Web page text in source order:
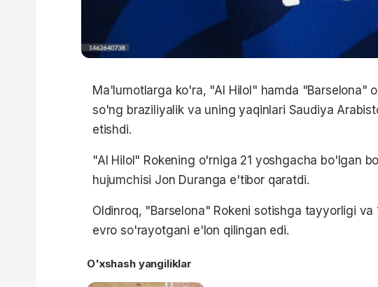
Ma'lumotlarga ko'ra, "Al Hilol" hamda "Barselona"
so'ng braziliyalik va uning yaqinlari Saudiya
etishdi.
"Al Hilol" Rokening o'rniga 21 yoshgacha bo'lgan
hujumchisi Jon Duranga e'tibor qaratdi.
Oldinroq, "Barselona" Rokeni sotishga tayyorligi
evro so'rayotgani e'lon qilingan edi.
O'xshash yangiliklar